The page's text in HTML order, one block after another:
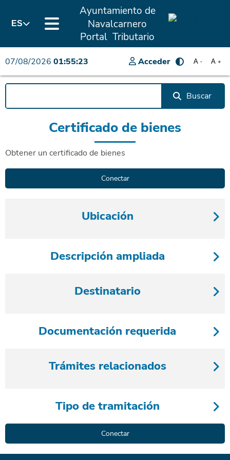
ES
Ayuntamiento de
Navalcarnero
Portal Tributario
07/08/2026 01:55:23 Acceder A +
A -
Buscar
Certificado de bienes
Obtener un certificado de bienes
Ubicación
Descripción ampliada
Destinatario
Documentación requerida
Trámites relacionados
Tipo de tramitación